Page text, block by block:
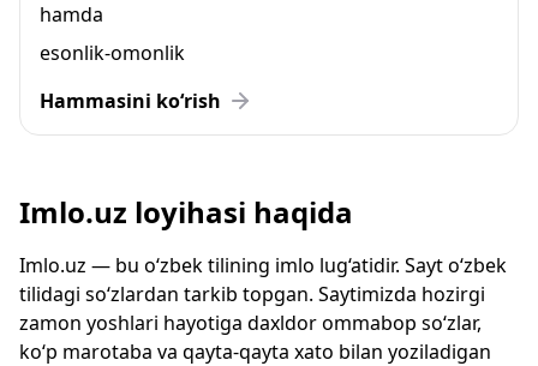
hamda
esonlik-omonlik
Hammasini ko‘rish
Imlo.uz loyihasi haqida
Imlo.uz — bu o‘zbek tilining imlo lug‘atidir. Sayt o‘zbek
tilidagi so‘zlardan tarkib topgan. Saytimizda hozirgi
zamon yoshlari hayotiga daxldor ommabop so‘zlar,
ko‘p marotaba va qayta-qayta xato bilan yoziladigan